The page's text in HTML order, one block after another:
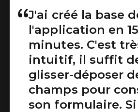
Sans doute la
des applications
métiers,
paramétrable et
s'utilise
de nombreux
J'ai créé la base
l'application en 15
minutes. C'est
intuitif, il suffit
glisser-déposer
champs pour
son formulaire.